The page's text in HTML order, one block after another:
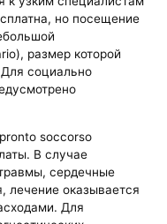
но посещение
размер которой
Для социально
soccorso
В случае
сердечные
лечение оказывается
Для